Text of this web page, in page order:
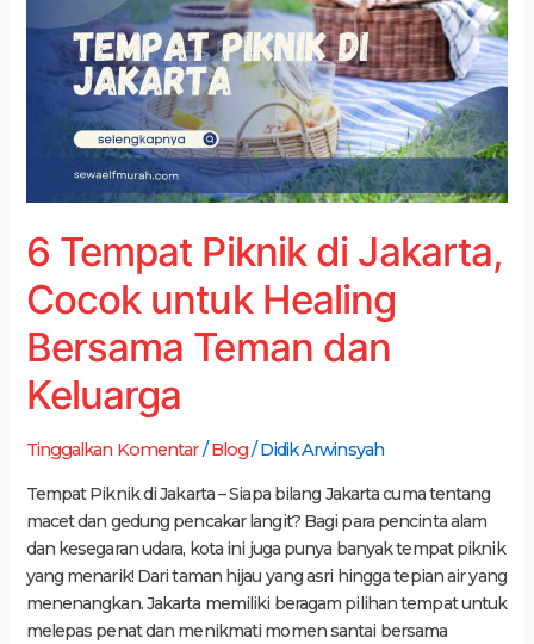
6 Tempat Piknik di Jakarta,
Cocok untuk Healing
Bersama Teman dan
Keluarga
Tinggalkan Komentar/Blog/Didik Arwinsyah
Tempat Piknik di Jakarta – Siapa bilang Jakarta cuma tentang
macet dan gedung pencakar langit? Bagi para pencinta alam
dan kesegaran udara, kota ini juga punya banyak tempat piknik
yang menarik! Dari taman hijau yang asri hingga tepian air yang
menenangkan. Jakarta memiliki beragam pilihan tempat untuk
melepas penat dan menikmati momen santai bersama
di
Jakarta,
Cocok
untuk
Healing
Bersama
Keluarga